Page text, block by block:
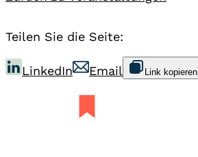
Teilen Sie die Seite:
LinkedIn Email Link kopieren